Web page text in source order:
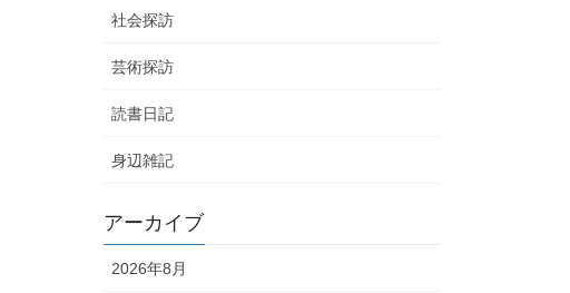
社会探訪
芸術探訪
読書日記
身辺雑記
アーカイブ
2026年8月